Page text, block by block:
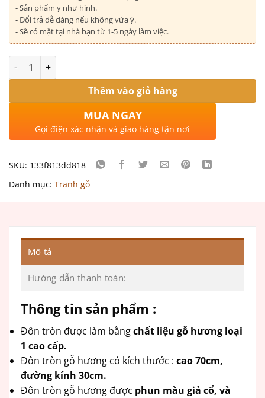
- Sản phẩm y như hình.
- Đổi trả dễ dàng nếu không vừa ý.
- Sẽ có mặt tại nhà bạn từ 1-5 ngày làm việc.
Số lượng
Thêm vào giỏ hàng
MUA NGAY
Gọi điện xác nhận và giao hàng tận nơi
SKU: 133f813dd818
Danh mục: Tranh gỗ
Mô tả
Hướng dẫn thanh toán:
Thông tin sản phẩm :
Đôn tròn được làm bằngchất liệu gỗ hương loại
1 cao cấp.
Đôn tròn gỗ hương có kích thước : cao 70cm,
đường kính 30cm.
Đôn tròn gỗ hương được phun màu giả cổ, và